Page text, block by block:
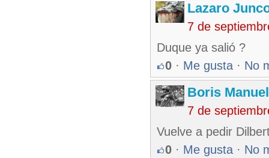
Lazaro
7 de
Duque ya salió ?
0 · Me gusta · No
Boris
7 de
Vuelve a pedir
0 · Me gusta · No